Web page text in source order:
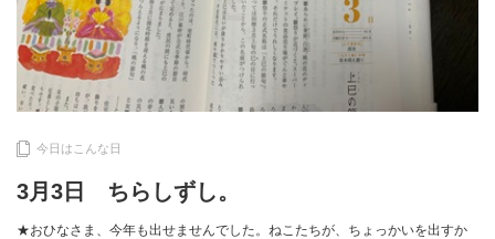
今日はこんな日
3月3日 ちらしずし。
★おひなさま、今年も出せませんでした。ねこたちが、ちょっかいを出すか